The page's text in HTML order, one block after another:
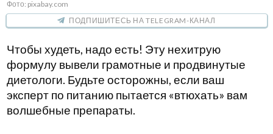
Фото: pixabay.com
ПОДПИШИТЕСЬ НА TELEGRAM-КАНАЛ
Чтобы худеть, надо есть! Эту нехитрую
формулу вывели грамотные и продвинутые
диетологи. Будьте осторожны, если ваш
эксперт по питанию пытается «втюхать» вам
волшебные препараты.